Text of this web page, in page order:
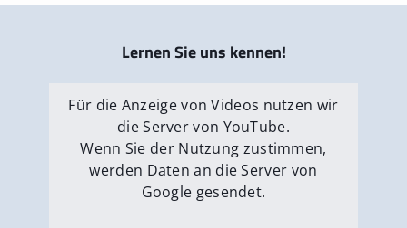
Lernen Sie uns kennen!
Für die Anzeige von Videos nutzen wir
die Server von YouTube.
Wenn Sie der Nutzung zustimmen,
werden Daten an die Server von
Google gesendet.